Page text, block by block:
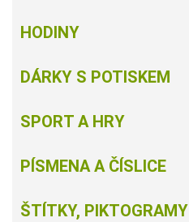
HODINY
DÁRKY S POTISKEM
SPORT A HRY
PÍSMENA A ČÍSLICE
ŠTÍTKY, PIKTOGRAMY